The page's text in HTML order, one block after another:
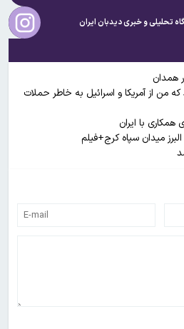
تحلیلی و خبریدیدبان ایران
همدان
من از آمریکا و اسرائیل به خاطر حملات
همکاری با ایران
میدان سپاه کرج+فیلم